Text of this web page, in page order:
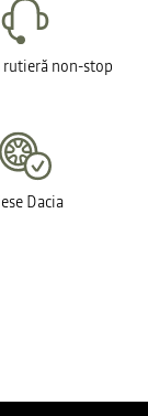
non-stop
Dacia